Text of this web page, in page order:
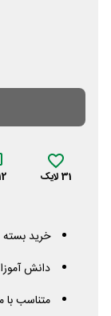
31 لایک
خرید
دانش آموزان 3 سال اول و دوم دبستان و
متناسب